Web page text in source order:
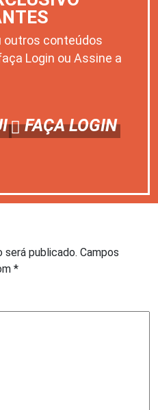
outros conteúdos
Login ou Assine a
FAÇA LOGIN
será publicado. Campos
*